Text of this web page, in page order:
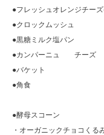
●フレッシュオレンジチー
●クロックムッシュ
●黒糖ミルク塩パン
●カンパーニュ チーズ
●バケット
●角食
●酵母スコーン
・オーガニックチョコくる